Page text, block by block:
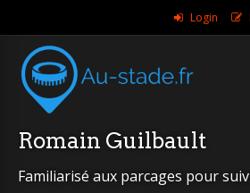
Login
Romain Guilbault
Familiarisé aux parcages pour